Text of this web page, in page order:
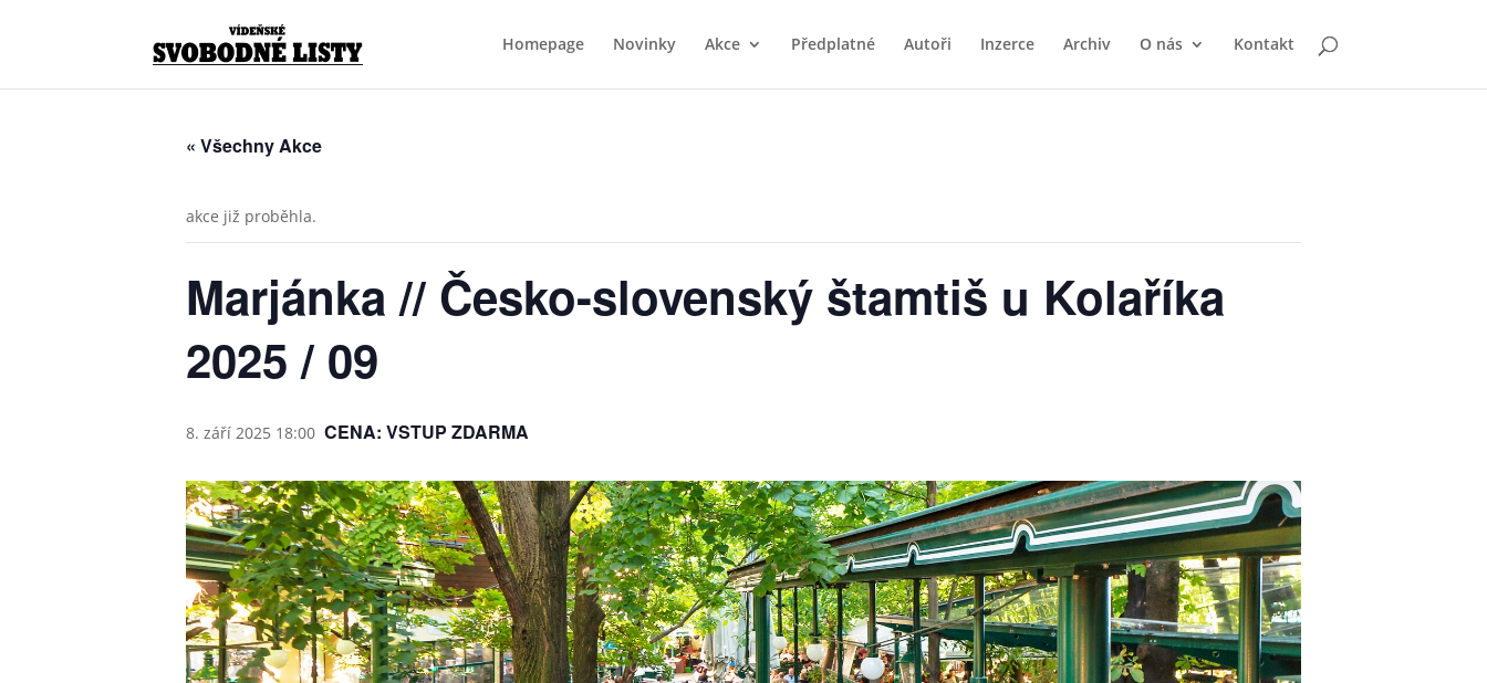
Homepage Novinky Akce Předplatné Autoři Inzerce Archiv O nás Kontakt
« Všechny Akce
akce již proběhla.
Marjánka // Česko-slovenský štamtiš u Kolaříka
2025 / 09
8. září 2025 18:00 CENA: VSTUP ZDARMA